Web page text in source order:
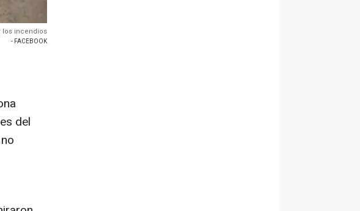
los incendios
- FACEBOOK
del